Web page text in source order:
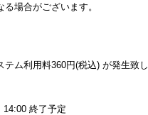
場合がございます。
ム利用料360円(税込) が発生致し
14:00 終了予定